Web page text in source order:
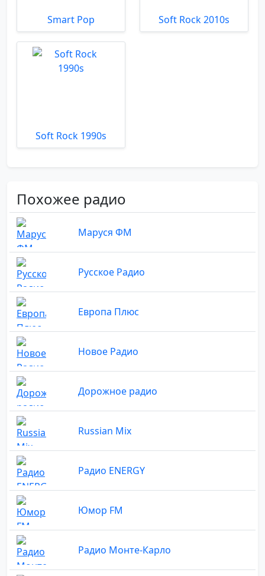
Smart Pop Soft Rock 2010s
Soft Rock 1990s
Похожее радио
Маруся ФМ
Русское Радио
Европа Плюс
Новое Радио
Дорожное радио
Russian Mix
Радио ENERGY
Юмор FM
Радио Монте-Карло